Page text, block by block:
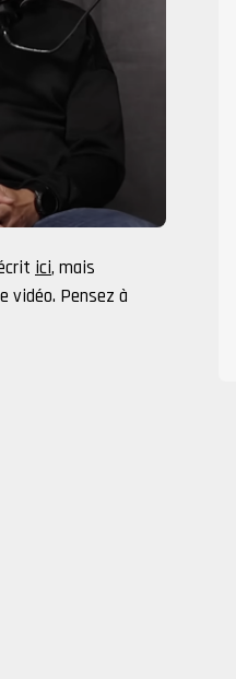
ici, mais
vidéo. Pensez à